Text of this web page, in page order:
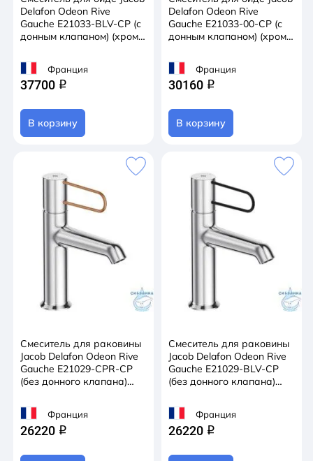
Delafon Odeon Rive
Gauche E21033-BLV-CP (с
донным клапаном) (хром/
Франция
37700 q
В корзину
Delafon Odeon Rive
Gauche E21033-00-CP (с
донным клапаном) (хром/
Франция
30160 q
В корзину
Смеситель для раковины
Jacob Delafon Odeon Rive
Gauche E21029-CPR-CP
(без донного клапана)
Франция
26220 q
Смеситель для раковины
Jacob Delafon Odeon Rive
Gauche E21029-BLV-CP
(без донного клапана)
Франция
26220 q